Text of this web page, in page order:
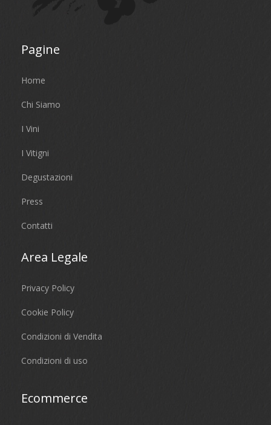
Pagine
Home
Chi Siamo
I Vini
I Vitigni
Degustazioni
Press
Contatti
Area Legale
Privacy Policy
Cookie Policy
Condizioni di Vendita
Condizioni di uso
Ecommerce